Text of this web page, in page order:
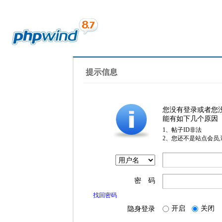
提示信息
您没有登录或者您
能有如下几个原因
1、帖子ID非法
2、您还不是站点会员
密 码
找回密码
隐身登录 开启 关闭